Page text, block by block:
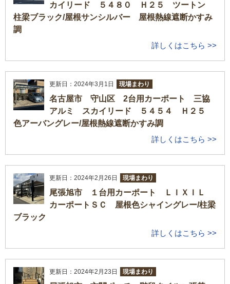
カイリード ５４８０ Ｈ２５ ツートン
柱梁ブラック/屋根サンシルバー 屋根熱線遮断かすみ
調
詳しくはこちら >>
更新日：2024年3月1日 現場まわり
名古屋市 守山区 2台用カーポート 三協
アルミ スカイリード ５４５４ Ｈ２５
色アーバングレー/屋根熱線遮断かすみ調
詳しくはこちら >>
更新日：2024年2月26日 現場まわり
尾張旭市 １台用カーポート ＬＩＸＩＬ
カーポートＳＣ 屋根色シャイングレー/柱梁
ブラック
詳しくはこちら >>
更新日：2024年2月23日 現場まわり